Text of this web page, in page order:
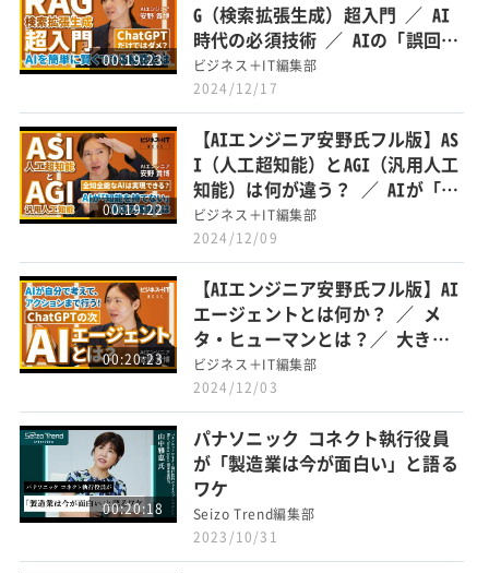
00:19:23
G（検索拡張生成）超入門 ／ AI
時代の必須技術 ／ AIの「誤回
答」防ぐ仕組みを解説
ビジネス＋IT編集部
2024/12/17
00:19:22
【AIエンジニア安野氏フル版】AS
I（人工超知能）とAGI（汎用人工
知能）は何が違う？ ／ AIが「知
能を持てない」驚きの理由とは？
ビジネス＋IT編集部
2024/12/09
00:20:23
【AIエンジニア安野氏フル版】AI
エージェントとは何か？ ／ メ
タ・ヒューマンとは？／ 大きく
異なる違いとその使い分け
ビジネス＋IT編集部
2024/12/03
00:20:18
パナソニック コネクト執行役員
が「製造業は今が面白い」と語る
ワケ
Seizo Trend編集部
2023/10/31